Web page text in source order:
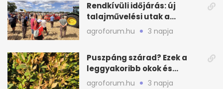
Rendkívüli időjárás: új
talajművelési utak a
gazdáknak
agroforum.hu 3 napja
Puszpáng szárad? Ezek a
leggyakoribb okok és
teendők
agroforum.hu 3 napja